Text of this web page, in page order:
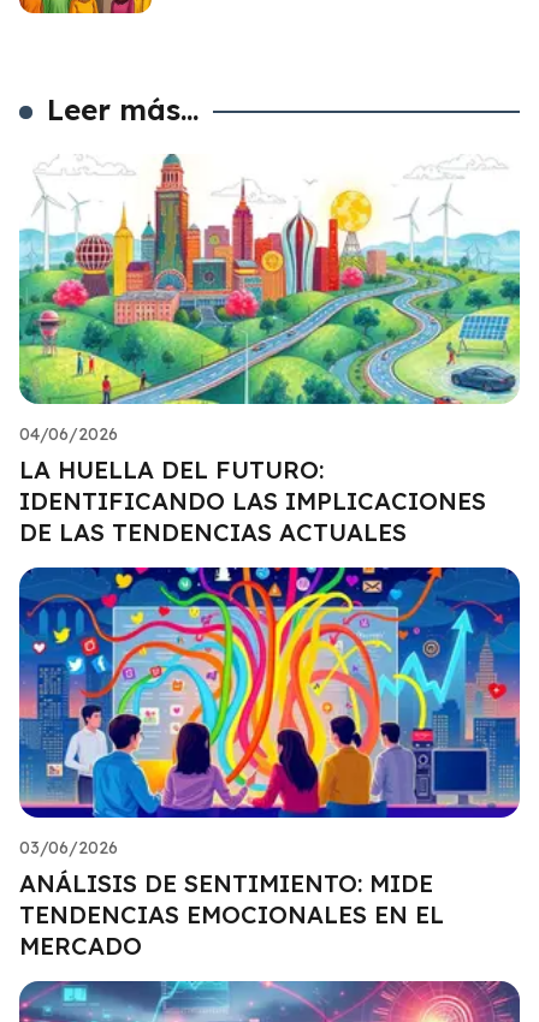
Leer más...
04/06/2026
LA HUELLA DEL FUTURO:
IDENTIFICANDO LAS IMPLICACIONES
DE LAS TENDENCIAS ACTUALES
03/06/2026
ANÁLISIS DE SENTIMIENTO: MIDE
TENDENCIAS EMOCIONALES EN EL
MERCADO